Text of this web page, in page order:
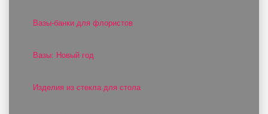
Вазы-банки для флористов
Вазы: Новый год
Изделия из стекла для стола